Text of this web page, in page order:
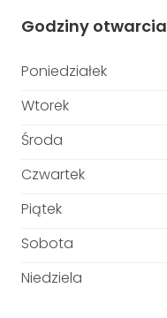
Godziny otwarcia
Poniedziałek
Wtorek
Środa
Czwartek
Piątek
Sobota
Niedziela